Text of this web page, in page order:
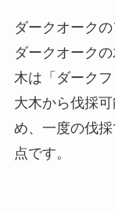
ダークオーク
ダークオーク
木は「ダーク
大木から伐採
め、一度の伐
点です。